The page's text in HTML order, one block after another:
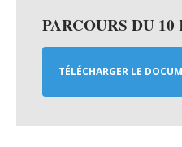
PARCOURS DU
TÉLÉCHARGER LE